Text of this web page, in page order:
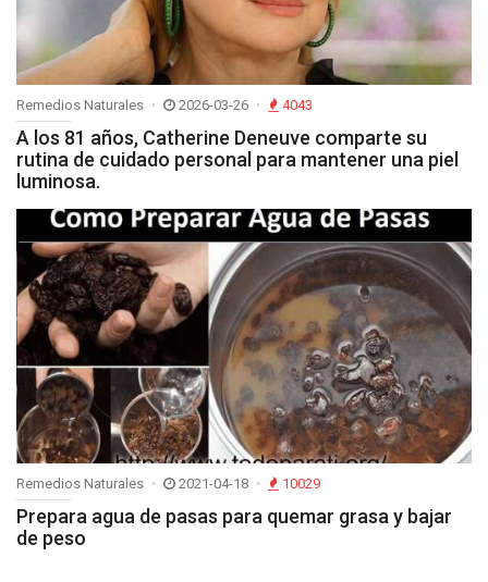
Remedios Naturales 2026-03-26 4043
A los 81 años, Catherine Deneuve comparte su
rutina de cuidado personal para mantener una piel
luminosa.
Remedios Naturales 2021-04-18 10029
Prepara agua de pasas para quemar grasa y bajar
de peso